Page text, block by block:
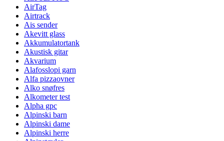
AirTag
Airtrack
Ais sender
Akevitt glass
Akkumulatortank
Akustisk gitar
Akvarium
Alafosslopi garn
Alfa pizzaovner
Alko snøfres
Alkometer test
Alpha gpc
Alpinski barn
Alpinski dame
Alpinski herre